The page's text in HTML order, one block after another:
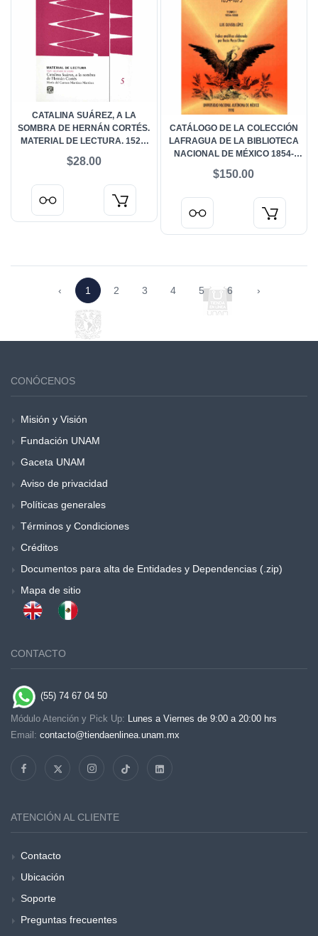
CATALINA SUÁREZ, A LA
SOMBRA DE HERNÁN CORTÉS.
MATERIAL DE LECTURA. 1521,
$28.00
CATÁLOGO DE LA COLECCIÓN
LAFRAGUA DE LA BIBLIOTECA
NACIONAL DE MÉXICO 1854-
$150.00
‹ 1 2 3 4 5 6 ›
CONÓCENOS
Misión y Visión
Fundación UNAM
Gaceta UNAM
Aviso de privacidad
Políticas generales
Términos y Condiciones
Créditos
Documentos para alta de Entidades y Dependencias (.zip)
Mapa de sitio
CONTACTO
(55) 74 67 04 50
Módulo Atención y Pick Up: Lunes a Viernes de 9:00 a 20:00 hrs
Email: contacto@tiendaenlinea.unam.mx
ATENCIÓN AL CLIENTE
Contacto
Ubicación
Soporte
Preguntas frecuentes